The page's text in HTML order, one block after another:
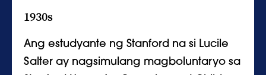
1930s
Ang estudyante ng Stanford na si Lucile
Salter ay nagsimulang magboluntaryo sa